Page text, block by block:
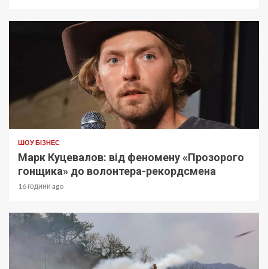
ШОУ БІЗНЕС
Марк Куцевалов: від феномену «Прозорого
гонщика» до волонтера-рекордсмена
16 години ago